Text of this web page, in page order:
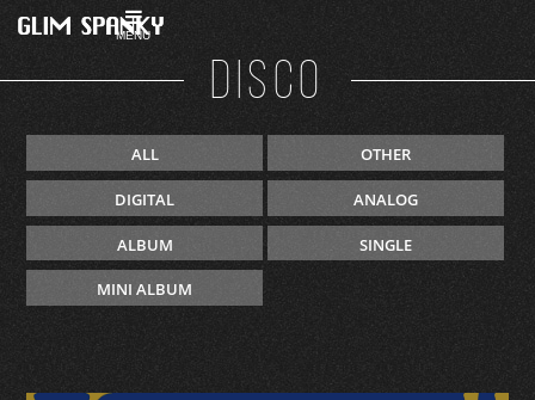
MENU
DISCO
ALL OTHER
DIGITAL ANALOG
ALBUM SINGLE
MINI ALBUM